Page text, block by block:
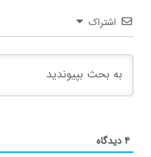
اشتراک
۴دیدگاه